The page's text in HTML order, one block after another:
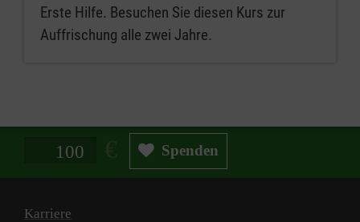
Erste Hilfe. Besuchen Sie diesen Kurs zur
Auffrischung alle zwei Jahre.
Spendenbetrag in Euro Spenden
Karriere